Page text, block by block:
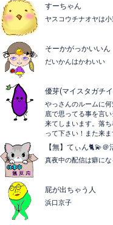
すーちゃん
ヤスコウチナオヤは小
そーかがっかいいん
だいかんはかわいい
優芽(マイスタガチ
やっさんのルームに
底で思ってる事を言
来てしまいます。落
って下さい！また来ま
【無】てぃん🐈💫＠
真夜中の配信は癖にな
屁が出ちゃう人
浜口京子